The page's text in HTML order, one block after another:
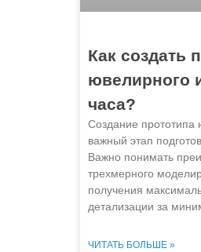
Как создать
ювелирного
часа?
Создание прототипа
важный этап
Важно понимать
трехмерного
получения
детализации за
ЧИТАТЬ БОЛЬШЕ »